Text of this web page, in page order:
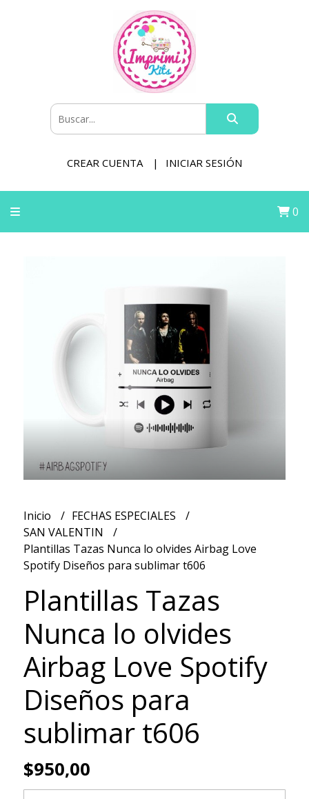
CREAR CUENTA INICIAR SESIÓN
0
Inicio
FECHAS ESPECIALES
SAN VALENTIN
Plantillas Tazas Nunca lo olvides Airbag Love
Spotify Diseños para sublimar t606
Plantillas Tazas
Nunca lo olvides
Airbag Love Spotify
Diseños para
sublimar t606
$950,00